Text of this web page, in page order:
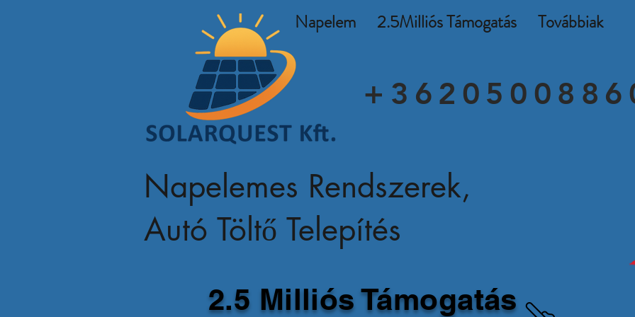
Napelem 2.5Milliós Támogatás Továbbiak
Napelemes Rendszerek,
Autó Töltő Telepítés
2.5 Milliós Támogatás